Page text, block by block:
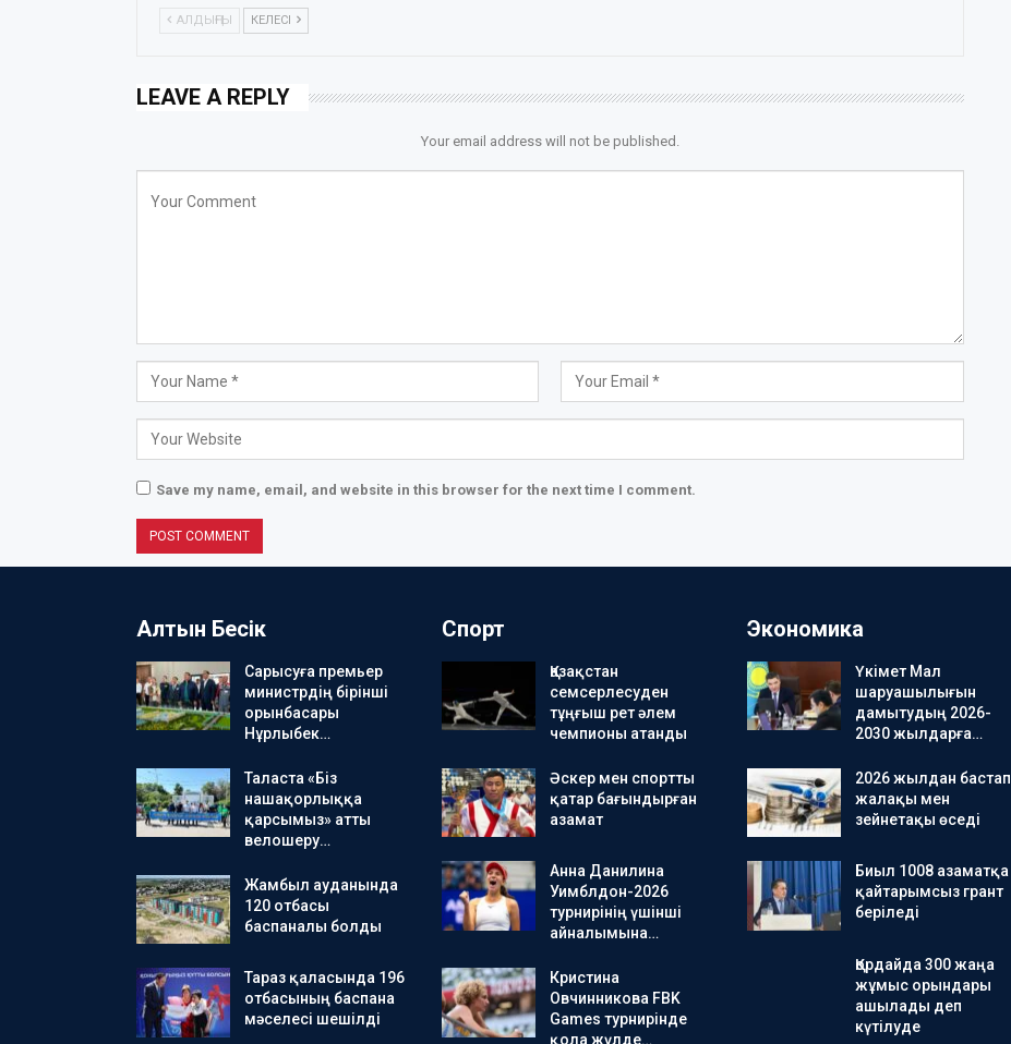
АЛДЫҢҒЫ КЕЛЕСІ
LEAVE A REPLY
Your email address will not be published.
Save my name, email, and website in this browser for the next time I comment.
Алтын Бесік
Сарысуға премьер
министрдің бірінші
орынбасары
Нұрлыбек…
Таласта «Біз
нашақорлыққа
қарсымыз» атты
велошеру…
Жамбыл ауданында
120 отбасы
баспаналы болды
Тараз қаласында 196
отбасының баспана
мәселесі шешілді
Спорт
Қазақстан
семсерлесуден
тұңғыш рет әлем
чемпионы атанды
Әскер мен спортты
қатар бағындырған
азамат
Анна Данилина
Уимблдон-2026
турнирінің үшінші
айналымына…
Кристина
Овчинникова FBK
Games турнирінде
қола жүлде…
Экономика
Үкімет Мал
шаруашылығын
дамытудың 2026-
2030 жылдарға…
2026 жылдан бастап
жалақы мен
зейнетақы өседі
Биыл 1008 азаматқа
қайтарымсыз грант
беріледі
Қордайда 300 жаңа
жұмыс орындары
ашылады деп
күтілуде